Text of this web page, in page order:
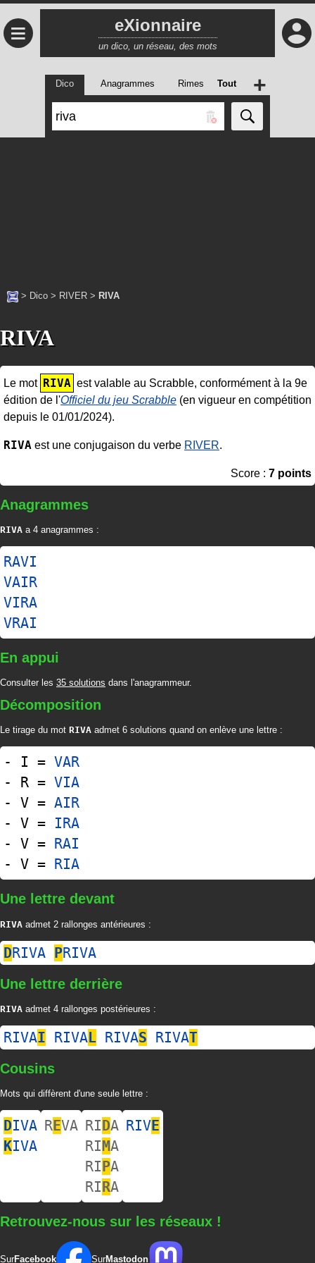
≡ eXionnaire
un dico, un réseau, des mots
Dico Anagrammes Rimes Tout +
> Dico > RIVER > RIVA
RIVA
Le mot RIVA est valable au Scrabble, conformément à la 9e
édition de l'Officiel du jeu Scrabble (en vigueur en compétition
depuis le 01/01/2024).
RIVA est une conjugaison du verbe RIVER.
Score : 7 points
Anagrammes
RIVA a 4 anagrammes :
RAVI
VAIR
VIRA
VRAI
En appui
Consulter les 35 solutions dans l'anagrammeur.
Décomposition
Le tirage du mot RIVA admet 6 solutions quand on enlève une lettre :
- I = VAR
- R = VIA
- V = AIR
- V = IRA
- V = RAI
- V = RIA
Une lettre devant
RIVA admet 2 rallonges antérieures :
DRIVA PRIVA
Une lettre derrière
RIVA admet 4 rallonges postérieures :
RIVAI RIVAL RIVAS RIVAT
Cousins
Mots qui diffèrent d'une seule lettre :
DIVA
KIVA
REVA RIDA
RIMA
RIPA
RIRA
RIVE
Retrouvez-nous sur les réseaux !
SurFacebook SurMastodon